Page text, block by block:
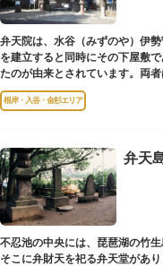
弁天院は、水谷（みずのや）伊
を建立すると同時にその下屋敷
たのが由来とされています。両
根岸・入谷・金杉エリア
弁天
不忍池の中央には、琵琶湖の竹
そこに弁財天を祀る弁天堂があ